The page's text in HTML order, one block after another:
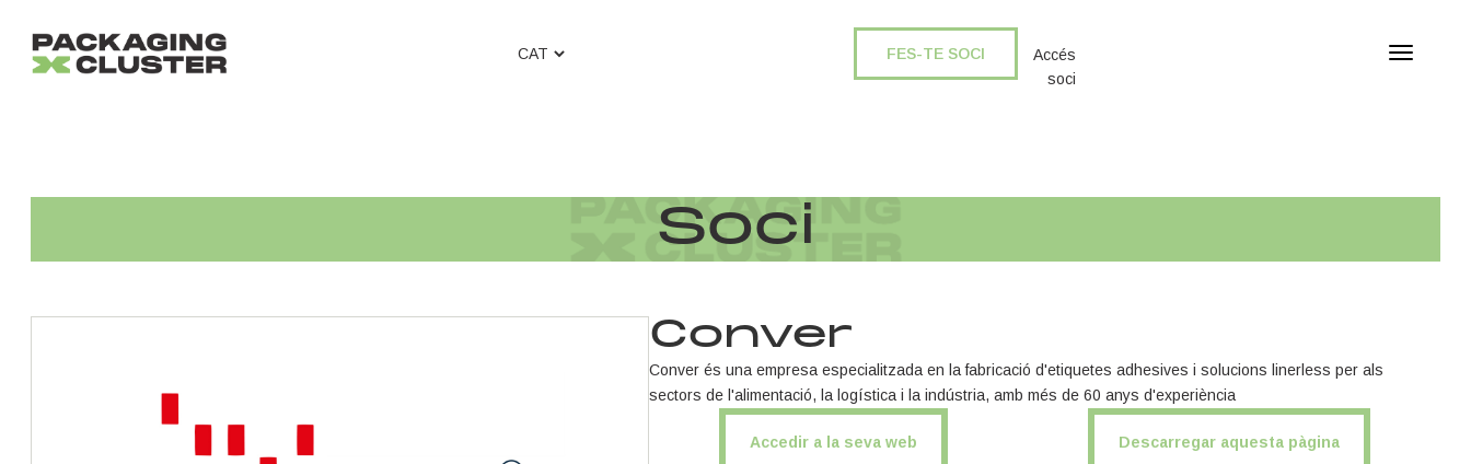
T
n
FES-TE SOCI
Accés
soci
Soci
Conver
Conver és una empresa especialitzada en la fabricació d'etiquetes adhesives i solucions linerless per als
sectors de l'alimentació, la logística i la indústria, amb més de 60 anys d'experiència
Accedir a la seva web Descarregar aquesta pàgina